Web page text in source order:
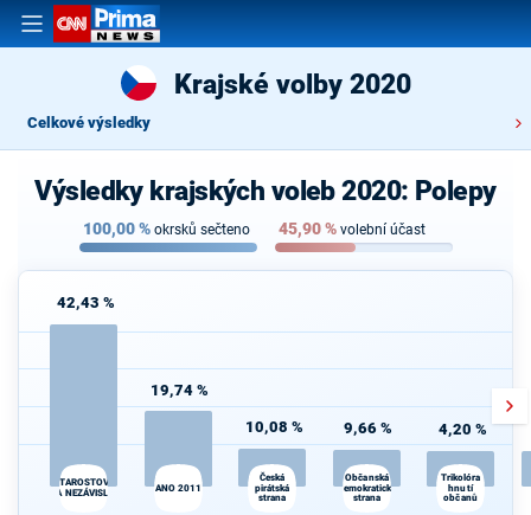
Krajské volby 2020
Celkové výsledky
Výsledky krajských voleb 2020: Polepy
100,00% okrsků sečteno 45,90% volební účast
42,43 %
STAROSTOVÉ
A NEZÁVISLÍ
19,74 %
ANO 2011
10,08 %
Česká
pirátská
strana
9,66 %
Občanská
demokratická
strana
4,20 %
Trikolóra
hnutí
občanů